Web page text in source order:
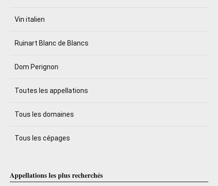
Vin italien
Ruinart Blanc de Blancs
Dom Perignon
Toutes les appellations
Tous les domaines
Tous les cépages
Appellations les plus recherchés